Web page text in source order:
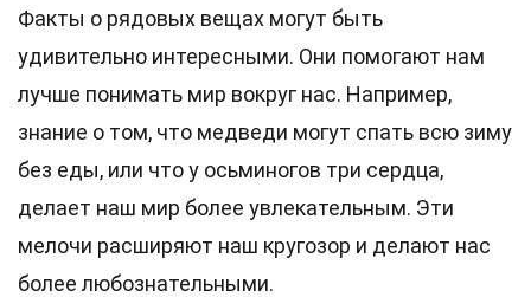
Факты о рядовых вещах могут быть
удивительно интересными. Они помогают нам
лучше понимать мир вокруг нас. Например,
знание о том, что медведи могут спать всю зиму
без еды, или что у осьминогов три сердца,
делает наш мир более увлекательным. Эти
мелочи расширяют наш кругозор и делают нас
более любознательными.